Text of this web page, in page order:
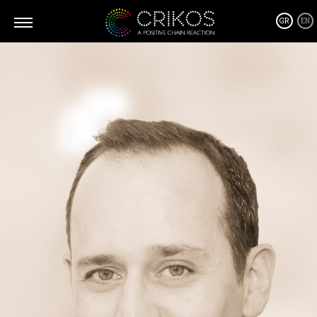
GR EN
Τι είναι ο CRIKOS
Ο Crikos γεννήθηκε από την ανάγκη να φέρει περισσότερη
θετικότητα στις ζωές μας. Ο Crikos είναι ο σύνδεσμος ανάμεσα
στους ανθρώπους από όλο τον κόσμο με διαφορετικές
εμπειρίες και ιστορίες που όλοι μοιράζονται ένα πράγμα: την
θετική τους, εμπνευσμένη πλευρά.
Οι υπηρεσίες θετικής Σύνδεσης του Crikos είναι
εξατομικευμένες ανάλογα με τις ανάγκες σας, όπου μαζί θα
καθορίσουμε την καλύτερη λύση και θα συνεργαστούμε στενά
για την υλοποίησή της σε κάθε βήμα, από το σχεδιασμό έως την
υλοποίηση.
Σχετικά με τα προϊόντα των υποστηρικτών μας…
Φιλοξενούμε μόνο προϊόντα και υπηρεσίες, τα οποία πιστεύουμε
ότι μπορούν να γίνουν μέρος από αυτό το θετικό φαινόμενο
του ντόμινο! Προϊόντα που είναι φιλικά με το περιβάλλον μας
και προϊόντα που είναι σχεδιασμένα στο να μας βοηθούν να